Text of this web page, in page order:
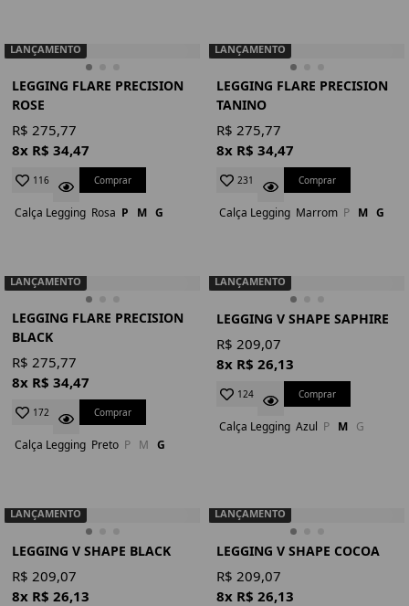
LANÇAMENTO
LEGGING FLARE PRECISION
ROSE
R$ 275,77
8x R$ 34,47
116 Comprar
Calça Legging Rosa P M G
LANÇAMENTO
LEGGING FLARE PRECISION
TANINO
R$ 275,77
8x R$ 34,47
231 Comprar
Calça Legging Marrom P M G
LANÇAMENTO
LEGGING FLARE PRECISION
BLACK
R$ 275,77
8x R$ 34,47
172 Comprar
Calça Legging Preto P M G
LANÇAMENTO
LEGGING V SHAPE SAPHIRE
R$ 209,07
8x R$ 26,13
124 Comprar
Calça Legging Azul P M G
LANÇAMENTO
LEGGING V SHAPE BLACK
R$ 209,07
8x R$ 26,13
LANÇAMENTO
LEGGING V SHAPE COCOA
R$ 209,07
8x R$ 26,13